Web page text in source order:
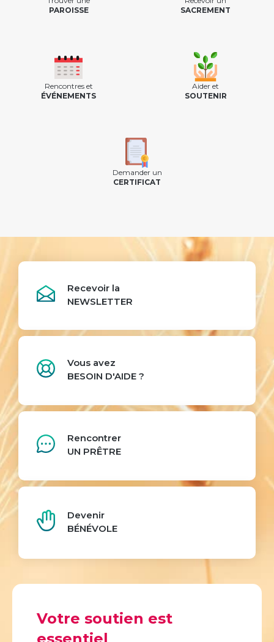
PAROISSE
SACREMENT
Rencontres et
ÉVÉNEMENTS
Aider et
SOUTENIR
Demander un
CERTIFICAT
Recevoir la
NEWSLETTER
Vous avez
BESOIN D'AIDE ?
Rencontrer
UN PRÊTRE
Devenir
BÉNÉVOLE
Votre soutien est